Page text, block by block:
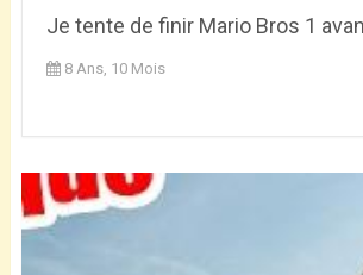
Je tente de finir Mario Bros 1
8 Ans, 10 Mois